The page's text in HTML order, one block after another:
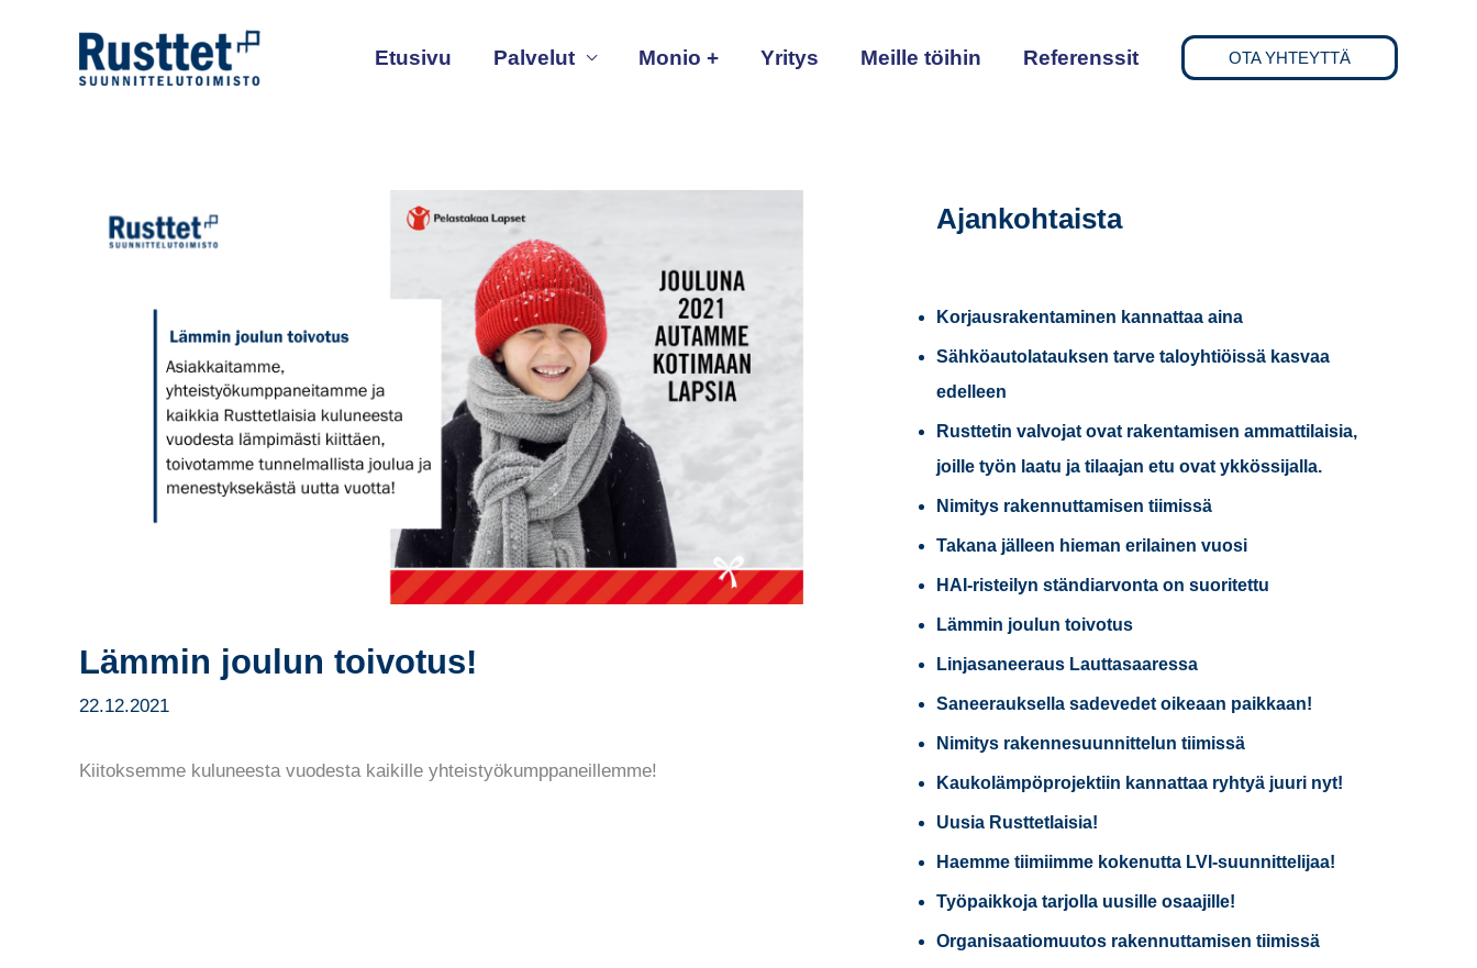
Etusivu Palvelut Monio + Yritys Meille töihin Referenssit OTA YHTEYTTÄ
Lämmin joulun toivotus!
22.12.2021
Kiitoksemme kuluneesta vuodesta kaikille yhteistyökumppaneillemme!
Ajankohtaista
Korjausrakentaminen kannattaa aina
Sähköautolatauksen tarve taloyhtiöissä kasvaa
edelleen
Rusttetin valvojat ovat rakentamisen ammattilaisia,
joille työn laatu ja tilaajan etu ovat ykkössijalla.
Nimitys rakennuttamisen tiimissä
Takana jälleen hieman erilainen vuosi
HAI-risteilyn ständiarvonta on suoritettu
Lämmin joulun toivotus
Linjasaneeraus Lauttasaaressa
Saneerauksella sadevedet oikeaan paikkaan!
Nimitys rakennesuunnittelun tiimissä
Kaukolämpöprojektiin kannattaa ryhtyä juuri nyt!
Uusia Rusttetlaisia!
Haemme tiimiimme kokenutta LVI-suunnittelijaa!
Työpaikkoja tarjolla uusille osaajille!
Organisaatiomuutos rakennuttamisen tiimissä